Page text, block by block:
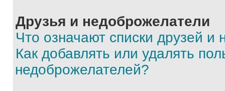
Друзья и недоброжелатели
Что означают списки друзей и
Как добавлять или удалять
недоброжелателей?